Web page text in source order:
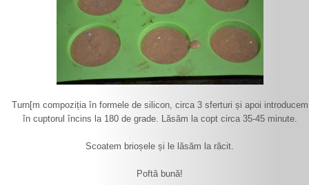
Turn[m compoziția în formele de silicon, circa 3 sferturi și apoi introducem
în cuptorul încins la 180 de grade. Lăsăm la copt circa 35-45 minute.
Scoatem brioșele și le lăsăm la răcit.
Poftă bună!